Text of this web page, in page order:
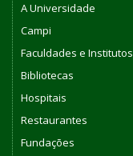
A Universidade
Campi
Faculdades e Institutos
Bibliotecas
Hospitais
Restaurantes
Fundações